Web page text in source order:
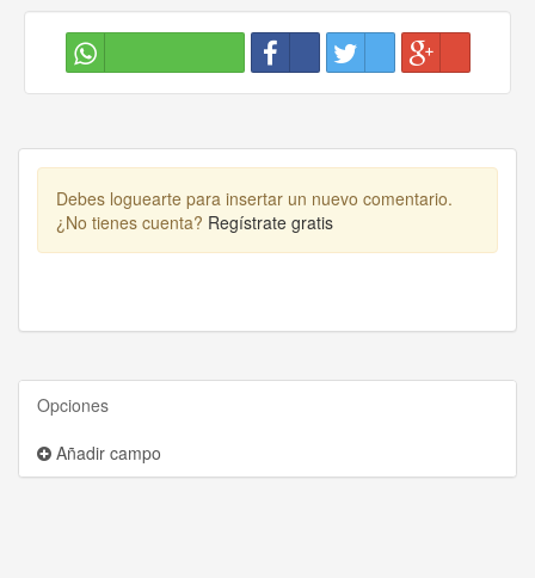
Debes loguearte para insertar un nuevo comentario.
¿No tienes cuenta? Regístrate gratis
Opciones
Añadir campo